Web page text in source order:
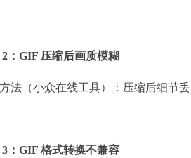
：GIF 压缩后画质模糊
法（小众在线工具）：压缩后细节
：GIF 格式转换不兼容